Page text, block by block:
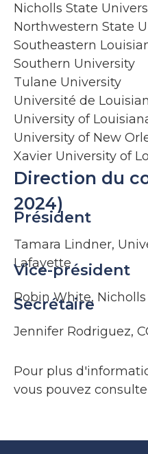
Nicholls State
Northwestern State
Southeastern
Southern University
Tulane University
Université de
University of
University of New
Xavier University of
Direction du
2024)
Président
Tamara Lindner,
Lafayette
Vice-président
Robin White,
Secrétaire
Jennifer Rodriguez,
Pour plus
vous pouvez